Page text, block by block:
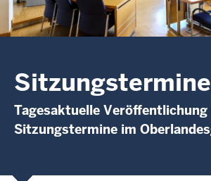
Sitzungstermine
Tagesaktuelle Veröffentlichung
Sitzungstermine im